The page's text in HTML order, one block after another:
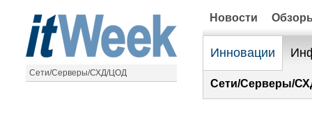
Сети/Серверы/СХД/ЦОД
Новости
Инновации
Сети/Серверы/